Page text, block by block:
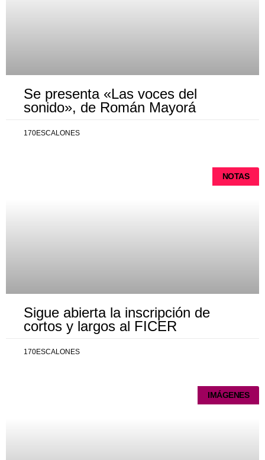
Se presenta «Las voces del
sonido», de Román Mayorá
170ESCALONES
NOTAS
Sigue abierta la inscripción de
cortos y largos al FICER
170ESCALONES
IMÁGENES